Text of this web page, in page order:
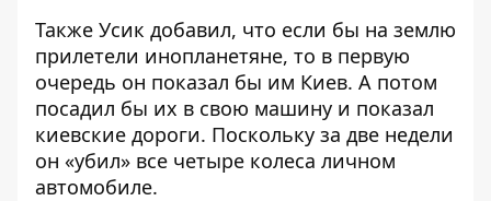
Также Усик добавил, что если бы на землю
прилетели инопланетяне, то в первую
очередь он показал бы им Киев. А потом
посадил бы их в свою машину и показал
киевские дороги. Поскольку за две недели
он «убил» все четыре колеса личном
автомобиле.